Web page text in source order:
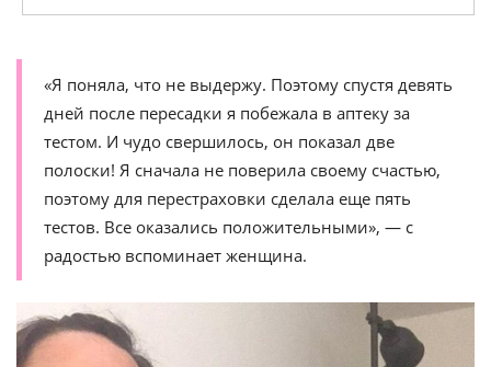
«Я поняла, что не выдержу. Поэтому спустя девять
дней после пересадки я побежала в аптеку за
тестом. И чудо свершилось, он показал две
полоски! Я сначала не поверила своему счастью,
поэтому для перестраховки сделала еще пять
тестов. Все оказались положительными», — с
радостью вспоминает женщина.